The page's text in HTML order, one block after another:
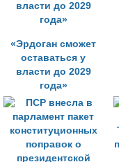
«Эрдоган сможет
оставаться у
власти до 2029
года»